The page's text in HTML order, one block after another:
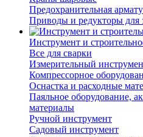
Предохранительная
Приводы и редукторы для
Инструмент и
Все для сварки
Измерительный
Компрессорное
Оснастка и расходные
Паяльное оборудование,
материалы
Ручной инструмент
Садовый инструмент